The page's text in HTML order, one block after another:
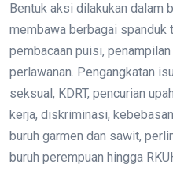
Bentuk aksi dilakukan dalam
membawa berbagai spanduk
pembacaan puisi,
perlawanan. Pengangkatan
seksual, KDRT, pencurian
kerja, diskriminasi,
buruh garmen dan sawit,
buruh perempuan hingga